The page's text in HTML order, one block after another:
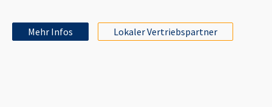
Mehr Infos Lokaler Vertriebspartner